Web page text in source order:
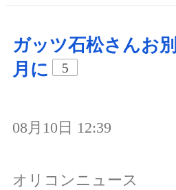
ガッツ石松さんお
月に
5
08月10日 12:39
オリコンニュース